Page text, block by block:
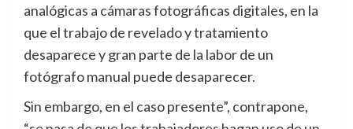
analógicas a cámaras fotográficas digitales, en la
que el trabajo de revelado y tratamiento
desaparece y gran parte de la labor de un
fotógrafo manual puede desaparecer.
Sin embargo, en el caso presente”, contrapone,